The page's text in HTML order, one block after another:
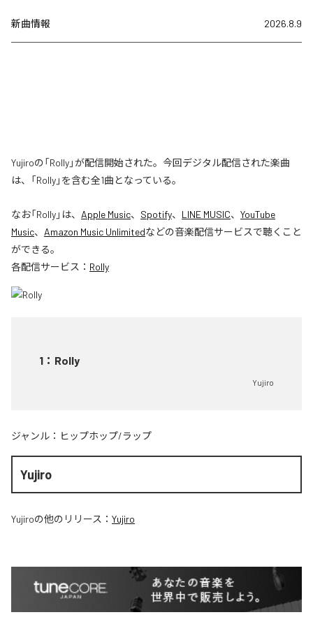
新曲情報 2026.8.9
Yujiroの「Rolly」が配信開始された。今回デジタル配信された楽曲
は、「Rolly」を含む全1曲となっている。
なお「Rolly」は、 Apple Music、 Spotify、 LINE MUSIC、 YouTube
Music、 Amazon Music Unlimitedなどの音楽配信サービスで聴くこと
ができる。
各配信サービス： Rolly
1 ： Rolly
Yujiro
ジャンル： ヒップホップ/ラップ
Yujiro
Yujiroの他のリリース： Yujiro